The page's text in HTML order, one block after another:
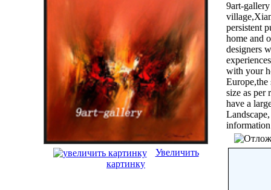
Увеличить
картинку
9art-
persistent
home and
designers
with your
size as per
have a